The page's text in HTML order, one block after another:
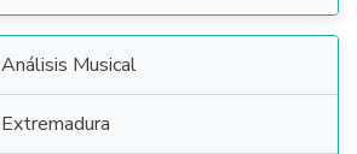
Análisis Musical
Extremadura